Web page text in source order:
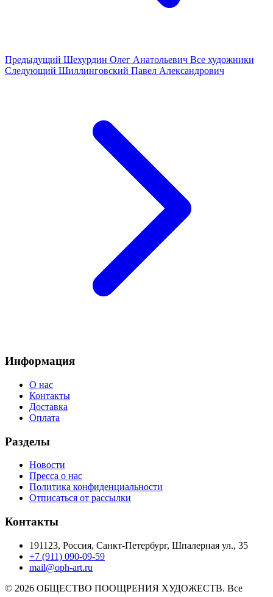
Предыдущий Шехурдин Олег Анатольевич Все художники
Следующий Шиллинговский Павел Александрович
Информация
О нас
Контакты
Доставка
Оплата
Разделы
Новости
Пресса о нас
Политика конфиденциальности
Отписаться от рассылки
Контакты
191123, Россия, Санкт-Петербург, Шпалерная ул., 35
+7 (911) 090-09-59
mail@oph-art.ru
© 2026 ОБЩЕСТВО ПООЩРЕНИЯ ХУДОЖЕСТВ. Все